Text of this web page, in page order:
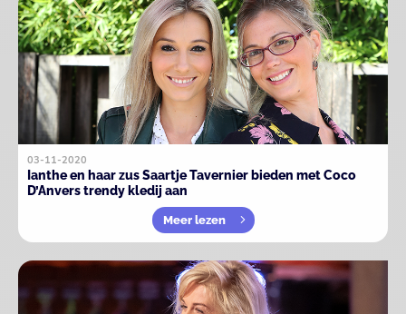
03-11-2020
Ianthe en haar zus Saartje Tavernier bieden met Coco
D’Anvers trendy kledij aan
Meer lezen